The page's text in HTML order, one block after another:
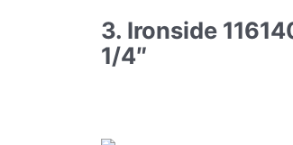
3. Ironside
1/4″